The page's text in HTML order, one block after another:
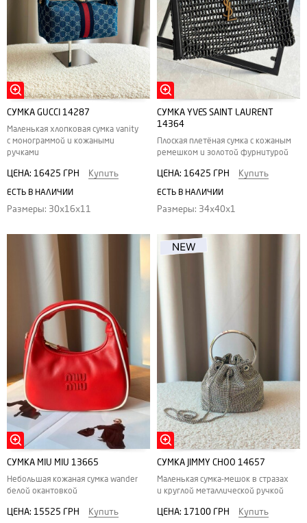
СУМКА GUCCI 14287
Маленькая хлопковая сумка vanity
с монограммой и кожаными
ручками
ЦЕНА: 16425 ГРН Купить
ЕСТЬ В НАЛИЧИИ
Размеры: 30x16x11
СУМКА YVES SAINT LAURENT
14364
Плоская плетёная сумка с кожаным
ремешком и золотой фурнитурой
ЦЕНА: 16425 ГРН Купить
ЕСТЬ В НАЛИЧИИ
Размеры: 34х40х1
СУМКА MIU MIU 13665
Небольшая кожаная сумка wander
белой окантовкой
ЦЕНА: 15525 ГРН Купить
СУМКА JIMMY CHOO 14657
Маленькая сумка-мешок в стразах
и круглой металлической ручкой
ЦЕНА: 17100 ГРН Купить